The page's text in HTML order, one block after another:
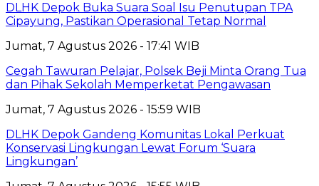
DLHK Depok Buka Suara Soal Isu Penutupan TPA
Cipayung, Pastikan Operasional Tetap Normal
Jumat, 7 Agustus 2026 - 17:41 WIB
Cegah Tawuran Pelajar, Polsek Beji Minta Orang Tua
dan Pihak Sekolah Memperketat Pengawasan
Jumat, 7 Agustus 2026 - 15:59 WIB
DLHK Depok Gandeng Komunitas Lokal Perkuat
Konservasi Lingkungan Lewat Forum ‘Suara
Lingkungan’